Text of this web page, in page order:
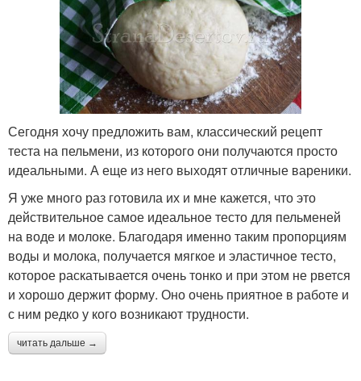
Сегодня хочу предложить вам, классический рецепт
теста на пельмени, из которого они получаются просто
идеальными. А еще из него выходят отличные вареники.
Я уже много раз готовила их и мне кажется, что это
действительное самое идеальное тесто для пельменей
на воде и молоке. Благодаря именно таким пропорциям
воды и молока, получается мягкое и эластичное тесто,
которое раскатывается очень тонко и при этом не рвется
и хорошо держит форму. Оно очень приятное в работе и
с ним редко у кого возникают трудности.
читать дальше →